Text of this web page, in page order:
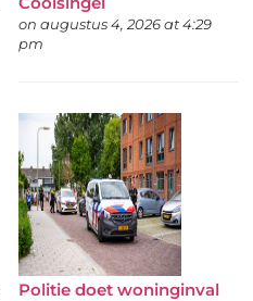
on augustus 4, 2026 at 4:29
pm
Politie doet woninginval